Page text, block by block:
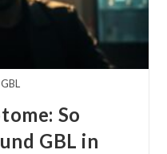
So
GBL in